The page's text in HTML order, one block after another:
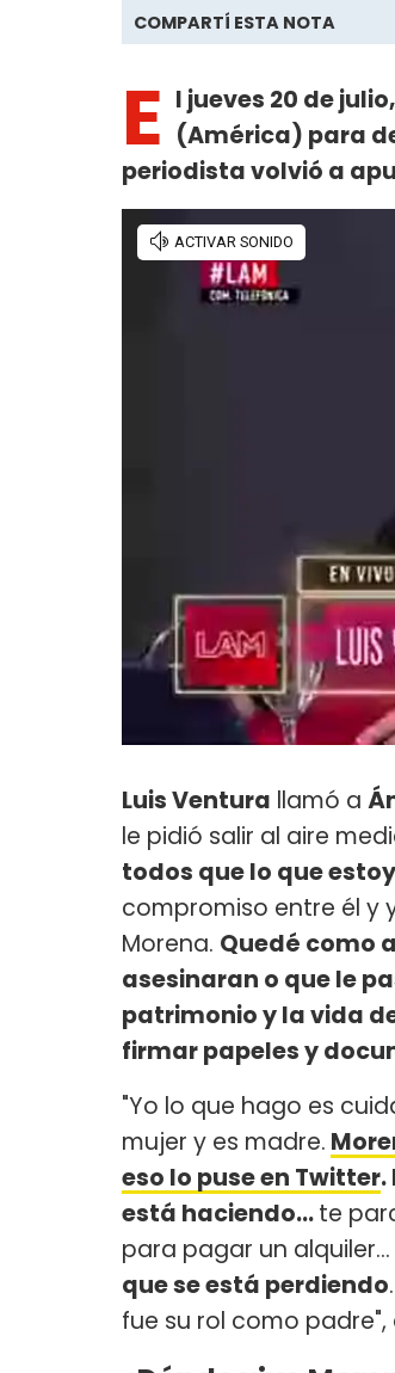
COMPARTÍ ESTA NOTA
E l jueves 20 de julio,
(América) para
periodista volvió a
Luis Ventura llamó a
le pidió salir al aire
todos que lo que
compromiso entre él y
Morena. Quedé como
asesinaran o que le
patrimonio y la vida
firmar papeles y
"Yo lo que hago es
mujer y es madre.
eso lo puse en Twitter.
está haciendo...te
para pagar un alquiler...
que se está perdiendo
fue su rol como